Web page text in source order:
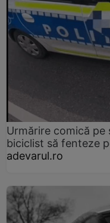
Urmărire comică pe
biciclist să fenteze
adevarul.ro